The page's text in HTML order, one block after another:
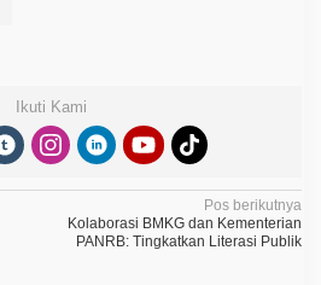
Ikuti Kami
Pos berikutnya
Kolaborasi BMKG dan Kementerian
PANRB: Tingkatkan Literasi Publik